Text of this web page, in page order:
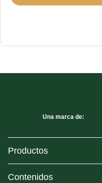
Una marca de:
Productos
Contenidos